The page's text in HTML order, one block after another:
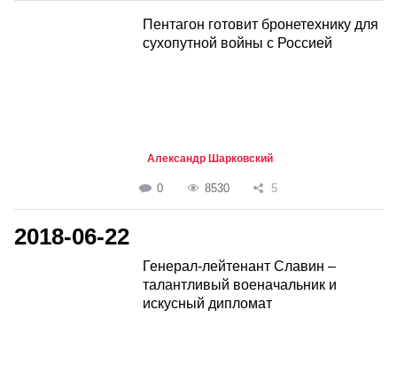
Пентагон готовит бронетехнику для
сухопутной войны с Россией
Александр Шарковский
0 8530 5
2018-06-22
Генерал-лейтенант Славин –
талантливый военачальник и
искусный дипломат